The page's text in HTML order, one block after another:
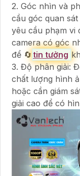
2. Góc nhìn và
cầu góc quan
yêu cầu phạm vi
camera có góc
để 🔄 tin tưởng
3. Độ phân giải:
chất lượng hình
hoặc cần giám
giải cao để có